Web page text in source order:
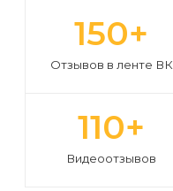
150+
Отзывов в ленте ВК
110+
Видеоотзывов